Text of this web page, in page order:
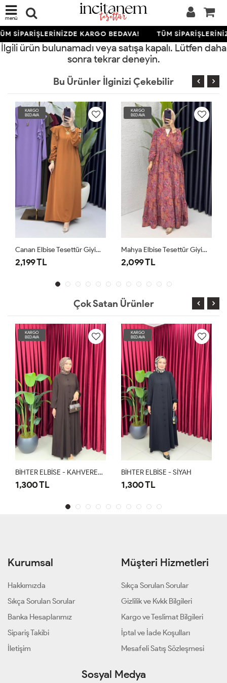
menü
SİPARİŞLERİNİZDE KARGO BEDAVA! TÜM
İlgili ürün bulunamadı veya satışa kapalı. Lütfen daha
sonra tekrar deneyin.
Bu Ürünler İlginizi Çekebilir
Canan Elbise Tesettür Giyim Kiremit
KARGO
BEDAVA
Mahya Elbise Tesettür Giyim Bordo
KARGO
BEDAVA
Çok Satan Ürünler
KARGO
BEDAVA
BİHTER ELBİSE - KAHVERENGİ
TL
KARGO
BEDAVA
BİHTER ELBİSE - SİYAH
1,300 TL
Kurumsal
Hakkımızda
Sıkça Sorulan Sorular
Banka Hesaplarımız
Sipariş Takibi
İletişim
Müşteri Hizmetleri
Sıkça Sorulan Sorular
Gizlilik ve Kvkk Bilgileri
Kargo ve Teslimat Bilgileri
İptal ve İade Koşulları
Mesafeli Satış Sözleşmesi
Sosyal Medya